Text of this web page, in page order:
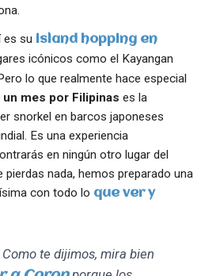
es su island hopping en
icónicos como el Kayangan
lo que realmente hace especial
un mes por Filipinas es la
snorkel en barcos japoneses
Es una experiencia
en ningún otro lugar del
pierdas nada, hemos preparado una
con todo lo que ver y
Como te dijimos, mira bien